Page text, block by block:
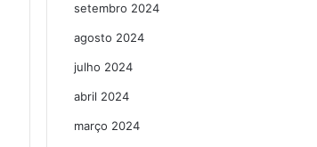
setembro 2024
agosto 2024
julho 2024
abril 2024
março 2024